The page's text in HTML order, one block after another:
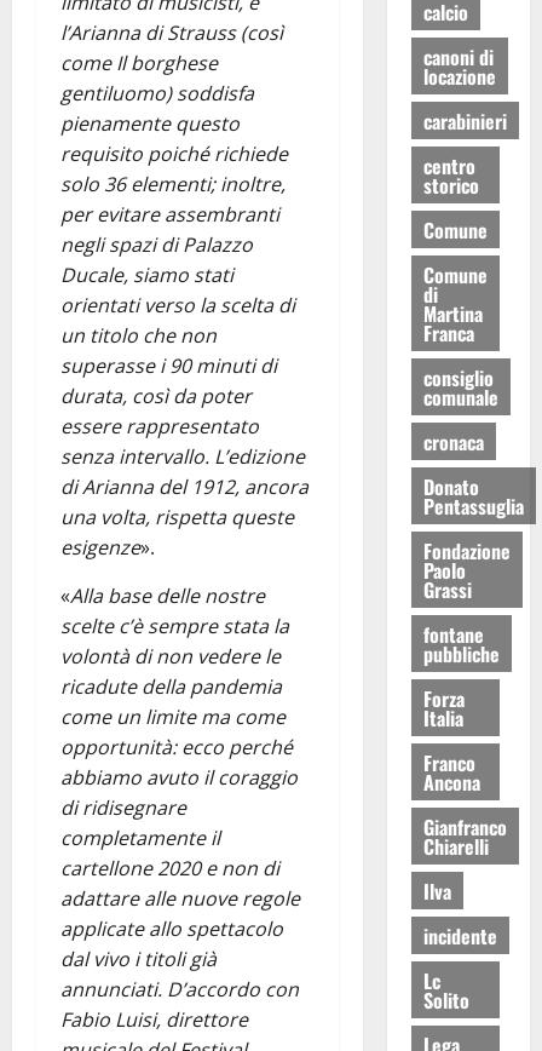
l’Arianna di Strauss (così
come Il borghese
gentiluomo) soddisfa
pienamente questo
requisito poiché richiede
solo 36 elementi; inoltre,
per evitare assembranti
negli spazi di Palazzo
Ducale, siamo stati
orientati verso la scelta di
un titolo che non
superasse i 90 minuti di
durata, così da poter
essere rappresentato
senza intervallo. L’edizione
di Arianna del 1912, ancora
una volta, rispetta queste
esigenze».
«Alla base delle nostre
scelte c’è sempre stata la
volontà di non vedere le
ricadute della pandemia
come un limite ma come
opportunità: ecco perché
abbiamo avuto il coraggio
di ridisegnare
completamente il
cartellone 2020 e non di
adattare alle nuove regole
applicate allo spettacolo
dal vivo i titoli già
annunciati. D’accordo con
Fabio Luisi, direttore
calcio
canoni di
locazione
carabinieri
centro
storico
Comune
Comune
di
Martina
Franca
consiglio
comunale
cronaca
Donato
Pentassuglia
Fondazione
Paolo
Grassi
fontane
pubbliche
Forza
Italia
Franco
Ancona
Gianfranco
Chiarelli
Ilva
incidente
Lc
Solito
Lega